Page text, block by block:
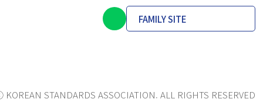
FAMILY SITE
STANDARDS ASSOCIATION. ALL RIGHTS RESERVED